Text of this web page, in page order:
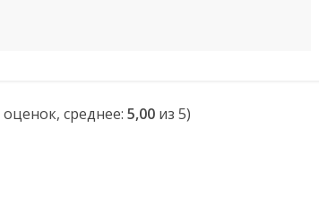
оценок, среднее: 5,00 из 5)